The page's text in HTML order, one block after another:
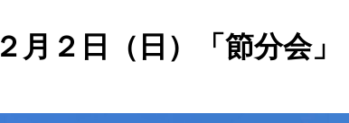
２月２日（日）「節分会」